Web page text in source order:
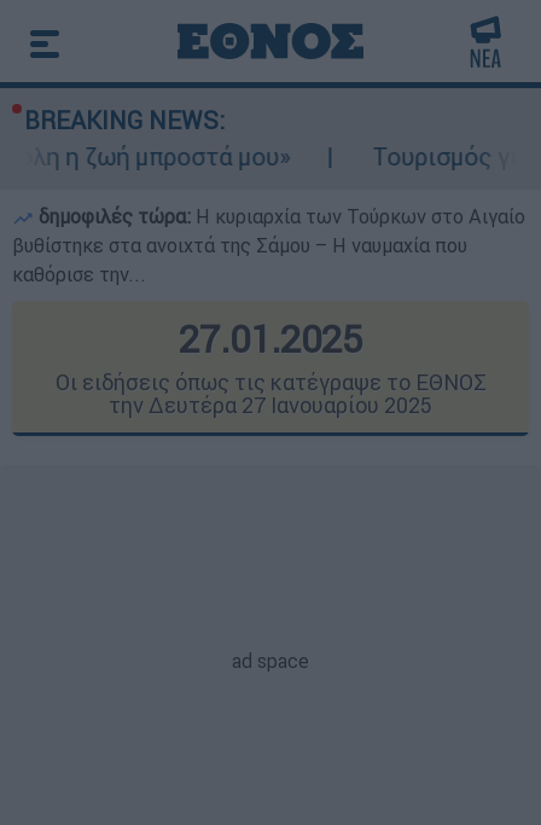
BREAKING NEWS:
μου»
Τουρισμός για Ολους
δημοφιλές τώρα: Η κυριαρχία των Τούρκων στο Αιγαίο
βυθίστηκε στα ανοιχτά της Σάμου – Η ναυμαχία που
καθόρισε την...
27.01.2025
Οι ειδήσεις όπως τις κατέγραψε το ΕΘΝΟΣ
την Δευτέρα 27 Ιανουαρίου 2025